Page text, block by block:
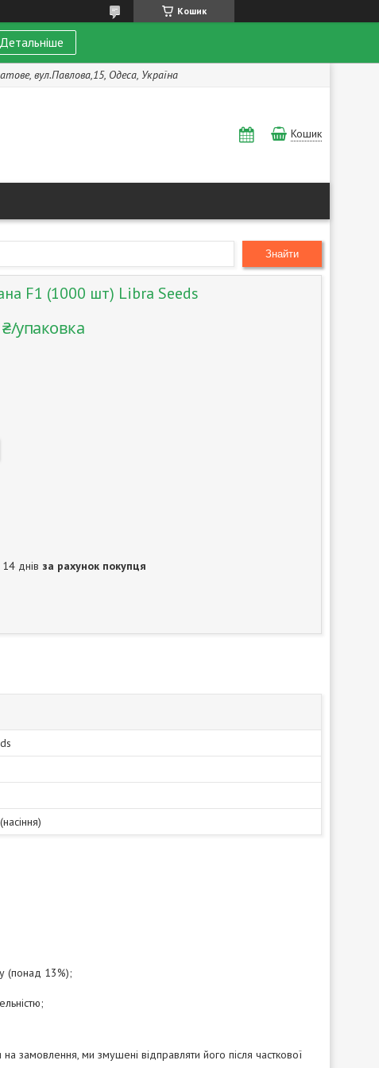
Кошик
Детальніше
вул.Павлова,15, Одеса, Україна
Кошик
Знайти
F1 (1000 шт) Libra Seeds
₴/упаковка
днів за рахунок покупця
(понад 13%);
на замовлення, ми змушені відправляти його після часткової